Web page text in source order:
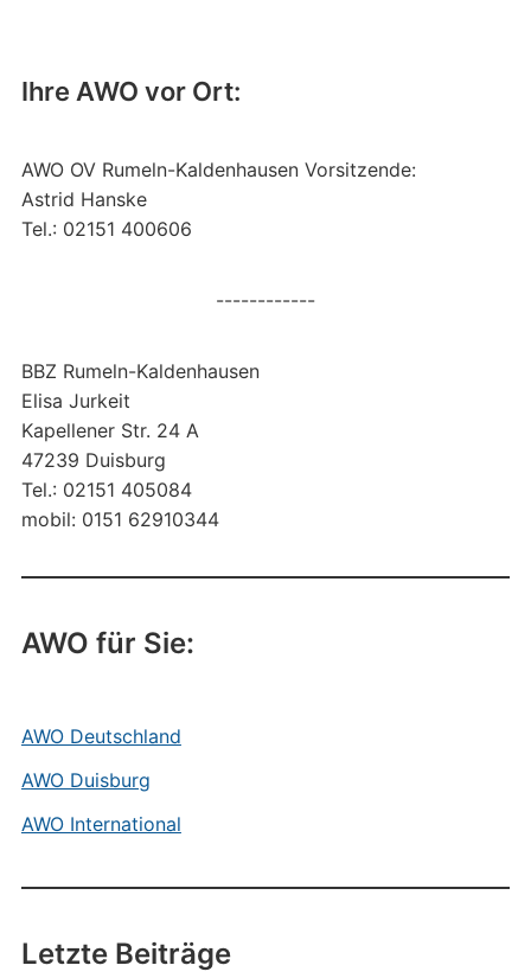
Ihre AWO vor Ort:
AWO OV Rumeln-Kaldenhausen Vorsitzende:
Astrid Hanske
Tel.: 02151 400606
------------
BBZ Rumeln-Kaldenhausen
Elisa Jurkeit
Kapellener Str. 24 A
47239 Duisburg
Tel.: 02151 405084
mobil: 0151 62910344
AWO für Sie:
AWO Deutschland
AWO Duisburg
AWO International
Letzte Beiträge